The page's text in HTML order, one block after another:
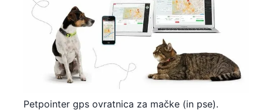
Petpointer gps ovratnica za mačke (in pse).